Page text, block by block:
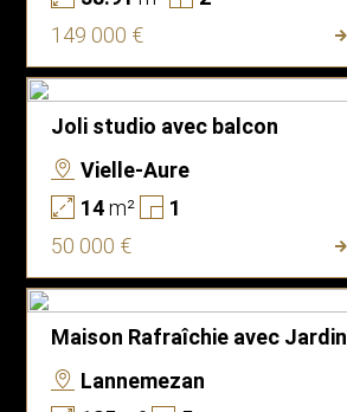
149 000 €
Joli studio avec balcon
Vielle-Aure
14m²
1
50 000 €
Maison Rafraîchie avec Jardin
Lannemezan